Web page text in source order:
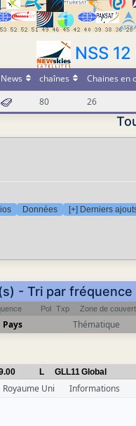
NSS 12
News chaînes Chaines en
80 26
Données [+] Derniers
- Tri par
Pol Txp Zone de
Pays Thématique
L GLL11Global
Royaume Uni Informations